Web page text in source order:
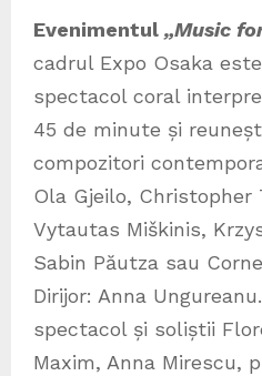
Evenimentul „Music
cadrul Expo Osaka
spectacol coral
45 de minute și
compozitori
Ola Gjeilo, Christopher
Vytautas Miškinis,
Sabin Păutza sau
Dirijor: Anna
spectacol și soliștii
Maxim, Anna Mirescu,